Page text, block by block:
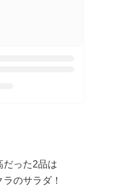
だった2品は
のサラダ！